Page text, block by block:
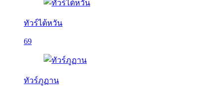
ทัวร์ไต้หวัน
69
ทัวร์ภูฏาน